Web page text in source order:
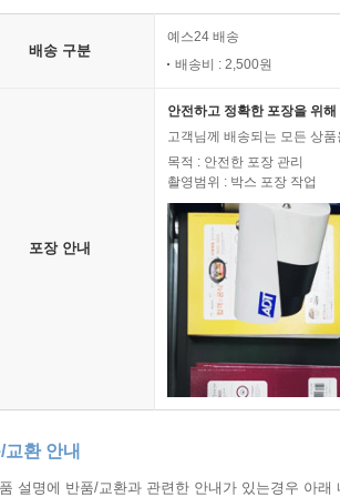
배송 구분
예스24 배송
배송비 : 2,500원
포장 안내
안전하고 정확한 포장을 위
고객님께 배송되는 모든 상
목적 : 안전한 포장 관리
촬영범위 : 박스 포장 작업
교환 안내
설명에 반품/교환과 관련한 안내가 있는경우 아